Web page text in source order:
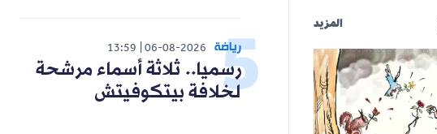
المزيد
رياضة 06-08-2026
13:59
رسميا.. ثلاثة أسماء مرشحة
لخلافة بيتكوفيتش